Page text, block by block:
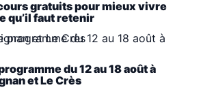
gratuits pour mieux vivre
qu’il faut retenir
du 12 au 18 août à
et Le Crès